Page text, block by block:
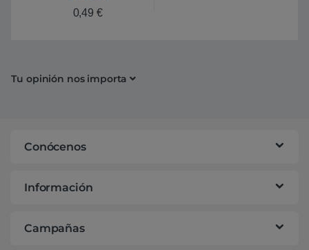
0,49 €
Tu opinión nos importa
Conócenos
Información
Campañas